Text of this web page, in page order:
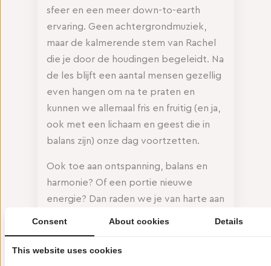
sfeer en een meer down-to-earth
ervaring. Geen achtergrondmuziek,
maar de kalmerende stem van Rachel
die je door de houdingen begeleidt. Na
de les blijft een aantal mensen gezellig
even hangen om na te praten en
kunnen we allemaal fris en fruitig (en ja,
ook met een lichaam en geest die in
balans zijn) onze dag voortzetten.
Ook toe aan ontspanning, balans en
harmonie? Of een portie nieuwe
energie? Dan raden we je van harte aan
drempel over te stappen bij Helder
Consent About cookies Details
This website uses cookies